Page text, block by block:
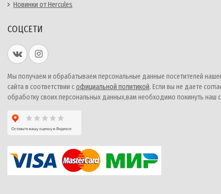
Новинки от Hercules
СОЦСЕТИ
Мы получаем и обрабатываем персональные данные посетителей
сайта в соответствии софициальной политикой. Если вы не даете
обработку своих персональных данных,вам необходимо покинуть наш